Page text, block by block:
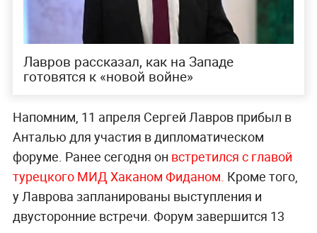
Лавров рассказал, как на Западе
готовятся к «новой войне»
Напомним, 11 апреля Сергей Лавров прибыл в
Анталью для участия в дипломатическом
форуме. Ранее сегодня он встретился с главой
турецкого МИД Хаканом Фиданом. Кроме того,
у Лаврова запланированы выступления и
двусторонние встречи. Форум завершится 13